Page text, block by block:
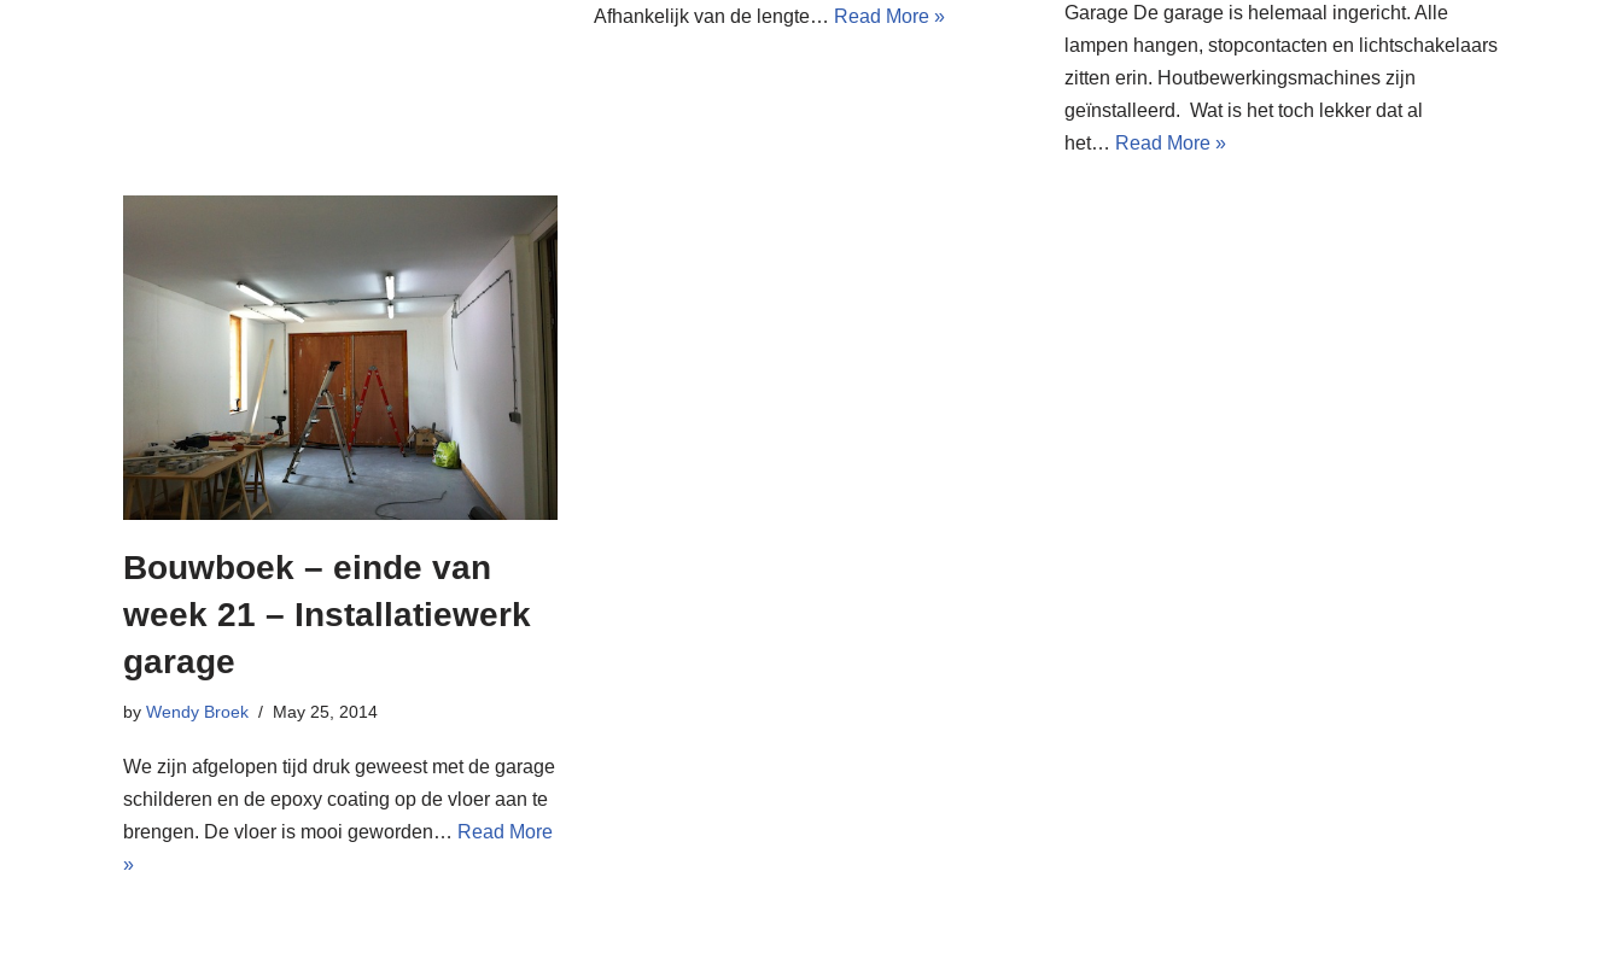
Afhankelijk van de lengte… Read More »
Garage De garage is helemaal ingericht. Alle
lampen hangen, stopcontacten en lichtschakelaars
zitten erin. Houtbewerkingsmachines zijn
geïnstalleerd. Wat is het toch lekker dat al
het… Read More »
Bouwboek – einde van
week 21 – Installatiewerk
garage
by Wendy Broek May 25, 2014
We zijn afgelopen tijd druk geweest met de garage
schilderen en de epoxy coating op de vloer aan te
brengen. De vloer is mooi geworden… Read More
»